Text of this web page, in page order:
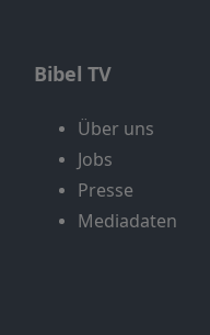
Bibel TV
Über uns
Jobs
Presse
Mediadaten